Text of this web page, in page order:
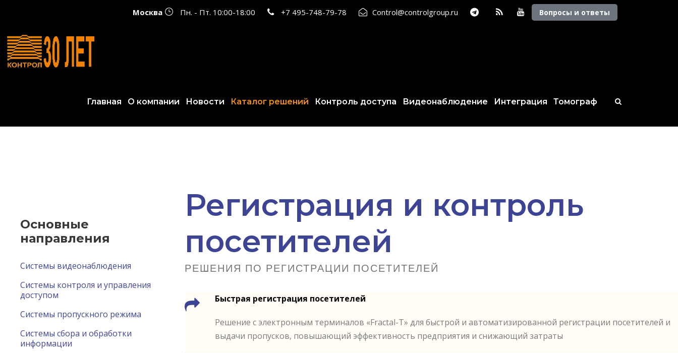
Москва Пн. - Пт. 10:00-18:00 +7 495-748-79-78 Control@controlgroup.ru Вопросы и ответы
Главная О компании Новости Каталог решений Контроль доступа Видеонаблюдение Интеграция Томограф
Регистрация и контроль
посетителей
РЕШЕНИЯ ПО РЕГИСТРАЦИИ ПОСЕТИТЕЛЕЙ
Быстрая регистрация посетителей
Решение с электронным терминалов «Fractal-T» для быстрой и автоматизированной регистрации посетителей и
выдачи пропусков, повышающий эффективность предприятия и снижающий затраты
Основные
направления
Системы видеонаблюдения
Системы контроля и управления
доступом
Системы пропускного режима
Системы сбора и обработки
информации